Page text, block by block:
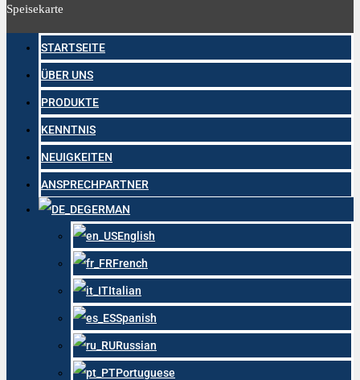
Speisekarte
STARTSEITE
ÜBER UNS
PRODUKTE
KENNTNIS
NEUIGKEITEN
ANSPRECHPARTNER
GERMAN
English
French
Italian
Spanish
Russian
Portuguese